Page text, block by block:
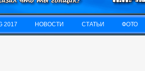
2017 НОВОСТИ СТАТЬИ ФОТО